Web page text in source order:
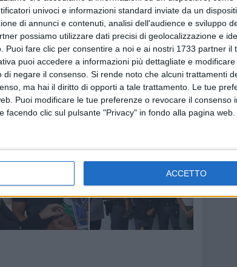
univoci e informazioni standard inviate da un
di annunci e contenuti, analisi dell'audience e sviluppo
possiamo utilizzare dati precisi di geolocalizzazione e
Puoi fare clic per consentire a noi e ai nostri 1733 partner il
puoi accedere a informazioni più dettagliate e
negare il consenso. Si rende noto che alcuni trattamenti
ma hai il diritto di opporti a tale trattamento. Le tue
Puoi modificare le tue preferenze o revocare il consenso
facendo clic sul pulsante "Privacy" in fondo alla pagina web.
ACCETTO
in Questura, accolti da Giacomo e Vittorio
professionalità e l'umanità dimostrate.
della Polizia di Stato alla sicurezza
capace di trasformare momenti di